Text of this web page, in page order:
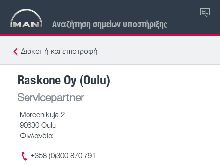
Αναζήτηση σημείων υποστήριξης
EL
Διακοπή και επιστροφή
Raskone Oy (Oulu)
Servicepartner
Moreenikuja 2
90630 Oulu
Φινλανδία
+358 (0)300 870 791